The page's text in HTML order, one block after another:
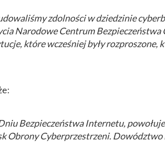
zdolności w dziedzinie
Narodowe Centrum
które wcześniej były rozproszone,
Bezpieczeństwa Internetu,
Obrony Cyberprzestrzeni. Dowództwo